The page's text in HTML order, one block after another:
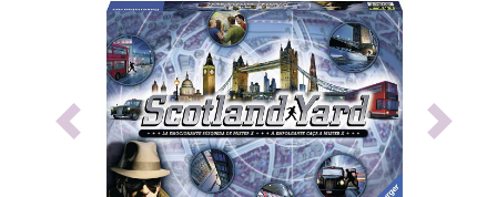
Previous Next